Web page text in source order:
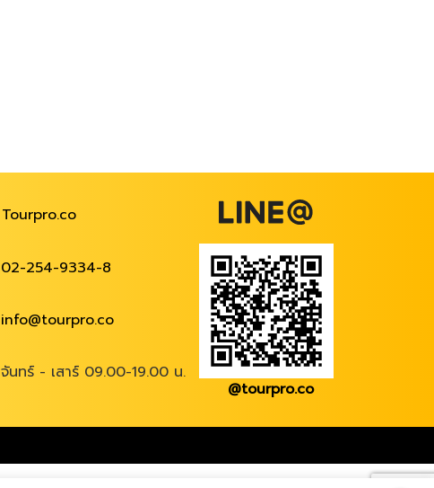
Tourpro.co
02-254-9334-8
info@tourpro.co
จันทร์ - เสาร์ 09.00-19.00 น.
@tourpro.co